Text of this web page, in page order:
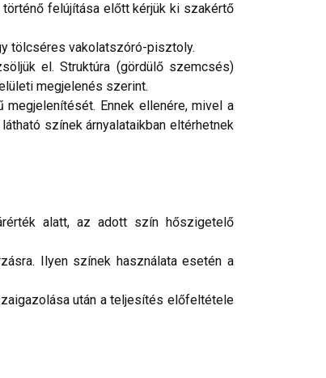
felújítása előtt kérjük ki szakértő
tölcséres vakolatszóró-pisztoly.
el. Struktúra (gördülő szemcsés)
megjelenés szerint.
Ennek ellenére, mivel a
színek árnyalataikban eltérhetnek
alatt, az adott szín hőszigetelő
Ilyen színek használata esetén a
után a teljesítés előfeltétele